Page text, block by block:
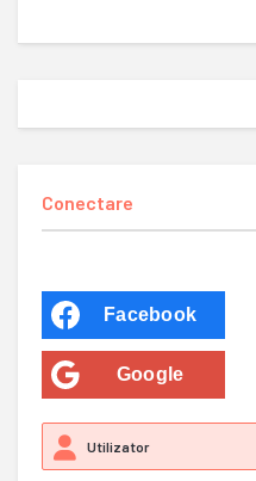
Conectare
Facebook
Google